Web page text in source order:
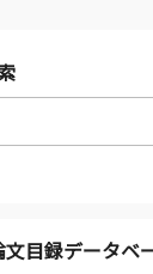
目録データベ